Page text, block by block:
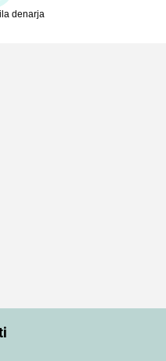
denarja